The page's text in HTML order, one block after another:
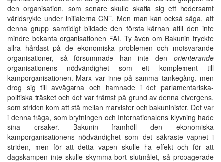
den organisation, som senare skulle skaffa sig ett hedersamt
världsrykte under initialerna CNT. Men man kan också säga, att
denna grupp samtidigt bildade den första kärnan atill den inte
mindre bekanta organisationen FAI. Ty även om Bakunin tryckte
allra hårdast på de ekonomiska problemen och motsvarande
organisationer, så försummade han inte den orienterande
organisationens nödvändighet som ett komplement till
kamporganisationen. Marx var inne på samma tankegång, men
drog sig till avvägarna och hamnade i det parlamentariska-
politiska träsket och det var främst på grund av denna divergens,
som striden kom att stå mellan marxister och bakuninister. Det var
i denna fråga, som brytningen och Internationalens klyvning hade
sina orsaker. Bakunin framhöll den ekonomiska
kamporganisationens nödvändighet som det säkraste vapnet i
striden, men för att detta vapen skulle ha effekt och för att
dagskampen inte skulle skymma bort slutmålet, så propagerade